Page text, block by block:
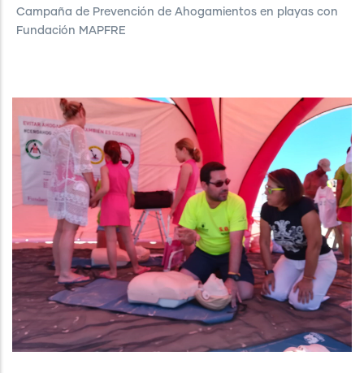
Campaña de Prevención de Ahogamientos en playas con
Fundación MAPFRE